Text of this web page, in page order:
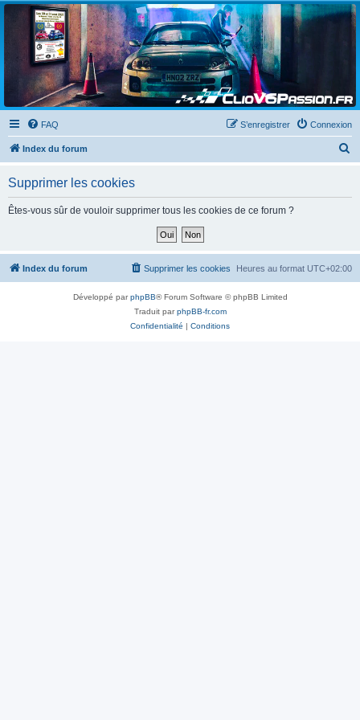
Clio V6 Passion
Le site français des passionnés de Clio V6
FAQ Connexion
S’enregistrer
Index du forum
c
h
Supprimer les cookies
Êtes-vous sûr de vouloir supprimer tous les cookies de ce forum ?
Index du forum Heures au format UTC+02:00
Supprimer les cookies
Développé parphpBB® Forum Software © phpBB Limited
Traduit parphpBB-fr.com
Confidentialité
Conditions